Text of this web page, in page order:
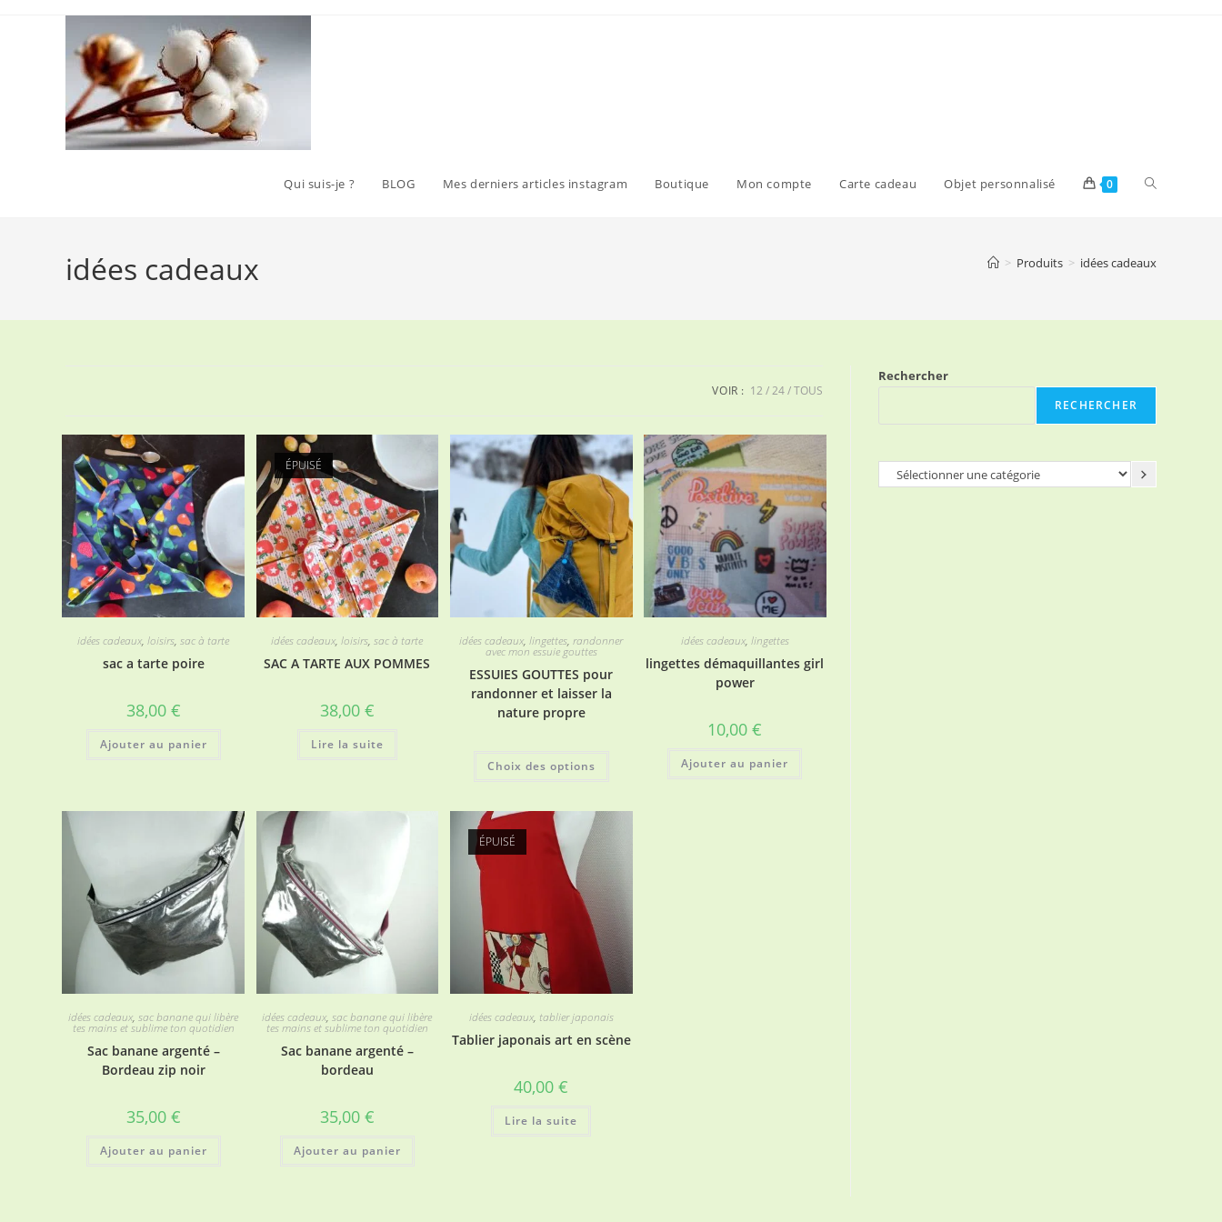
Qui suis-je ? BLOG Mes derniers articles instagram Boutique Mon compte Carte cadeau Objet personnalisé 0 Toggle
search
idées cadeaux > Produits > idées cadeaux
VOIR : 12 24 TOUS
idées cadeaux,loisirs,sac à tarte
sac a tarte poire
38,00 €
Ajouter au panier
ÉPUISÉ
idées cadeaux,loisirs,sac à tarte
SAC A TARTE AUX POMMES
38,00 €
Lire la suite
idées cadeaux,lingettes,randonner
avec mon essuie gouttes
ESSUIES GOUTTES pour
randonner et laisser la
nature propre
Choix des options
page
du
produit
idées cadeaux, lingettes
lingettes démaquillantes girl
power
10,00€
Ajouter au panier
idées cadeaux,sac banane qui libère
tes mains et sublime ton quotidien
Sac banane argenté –
Bordeau zip noir
35,00 €
Ajouter au panier
idées cadeaux,sac banane qui libère
tes mains et sublime ton quotidien
Sac banane argenté –
bordeau
35,00 €
Ajouter au panier
ÉPUISÉ
idées cadeaux, tablier japonais
Tablier japonais art en scène
40,00€
Lire la suite
Rechercher
RECHERCHER
Sélectionner